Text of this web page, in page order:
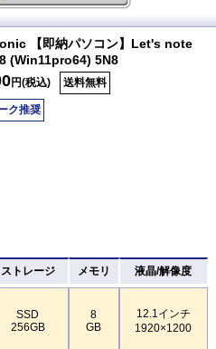
【即納パソコン】Let's note
(Win11pro64) 5N8
円(税込) 送料無料
ク推奨
ストレージ メモリ 液晶/解像度
SSD
256GB
8
GB
12.1インチ
1920×1200